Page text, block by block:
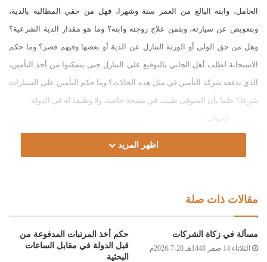
الحامل، وابنه البالغ من العمر سنة وشهرا، فهل من حقي المطالبة بالدية،
وبتعويض عن سيارته، وبثمن علاج زوجته وابنه؟ وما هو مقدار الدية الشرعية؟
وهل من حق الولي أو الورثة التنازل عن الدية أو بعضها وفيهم قصر؟ وما حكم
الاستجابة لطلب أهل الجاني بالتوقيع على التنازل حتى يتمكنوا من أخذ التأمين،
الذي تدفعه شركة التأمين في مثل هذه الحالات؟ وما حكم التأمين على السيارات
شرعا؟ علما بأن المتوفى طبيب في مصحة خاصة، ولا وظيفة له في الدولة.
الجواب:
الحمد لله، والصلاة والسلام على رسول الله، وعلى آله وصحبه ومن
شَهْرَيْنِ مُتَتَابِعَيْنِ تَوْبَةً مِّنَ اللَّهِ وَكَانَ اللَّهُ عَلِيمًا حَكِيمًا) [النساء:92]، ومقدار دية
اظهر المزيد
مقالات ذات صلة
مسألة في زكاة الشركات
الثلاثاء 14 صفر 1448هـ 28-7-2026م
حكم أخذ المرتبات المدفوعة من
قبل الدولة في مقابل الساعات
البحثية